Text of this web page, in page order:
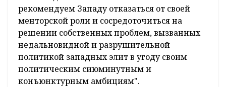
рекомендуем Западу отказаться от своей
менторской роли и сосредоточиться на
решении собственных проблем, вызванных
недальновидной и разрушительной
политикой западных элит в угоду своим
политическим сиюминутным и
конъюнктурным амбициям".